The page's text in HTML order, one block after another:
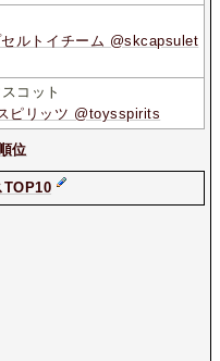
ルトイチーム @skcapsulet
コット
ピリッツ @toysspirits
位
TOP10